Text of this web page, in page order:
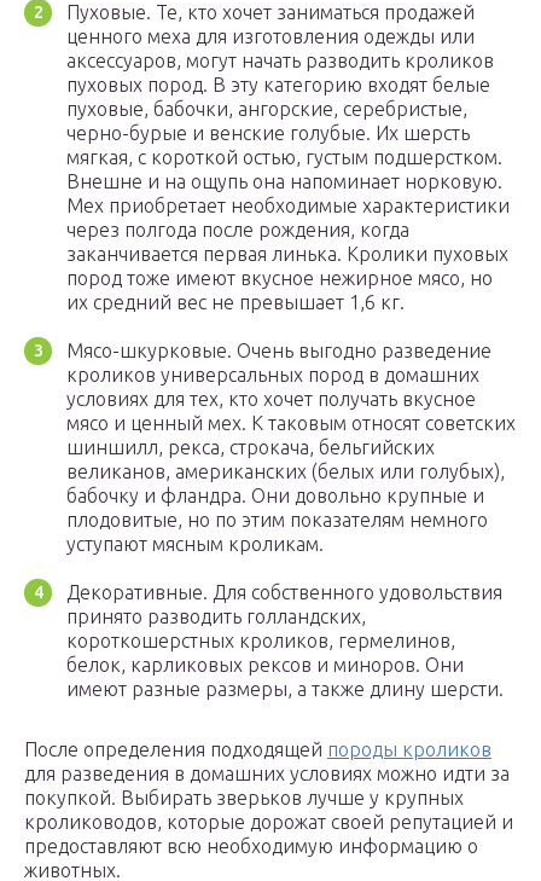
Пуховые. Те, кто хочет заниматься продажей
ценного меха для изготовления одежды или
аксессуаров, могут начать разводить кроликов
пуховых пород. В эту категорию входят белые
пуховые, бабочки, ангорские, серебристые,
черно-бурые и венские голубые. Их шерсть
мягкая, с короткой остью, густым подшерстком.
Внешне и на ощупь она напоминает норковую.
Мех приобретает необходимые характеристики
через полгода после рождения, когда
заканчивается первая линька. Кролики пуховых
пород тоже имеют вкусное нежирное мясо, но
их средний вес не превышает 1,6 кг.
Мясо-шкурковые. Очень выгодно разведение
кроликов универсальных пород в домашних
условиях для тех, кто хочет получать вкусное
мясо и ценный мех. К таковым относят советских
шиншилл, рекса, строкача, бельгийских
великанов, американских (белых или голубых),
бабочку и фландра. Они довольно крупные и
плодовитые, но по этим показателям немного
уступают мясным кроликам.
Декоративные. Для собственного удовольствия
принято разводить голландских,
короткошерстных кроликов, гермелинов,
белок, карликовых рексов и миноров. Они
имеют разные размеры, а также длину шерсти.
После определения подходящей породы кроликов
для разведения в домашних условиях можно идти за
покупкой. Выбирать зверьков лучше у крупных
кролиководов, которые дорожат своей репутацией и
предоставляют всю необходимую информацию о
животных.